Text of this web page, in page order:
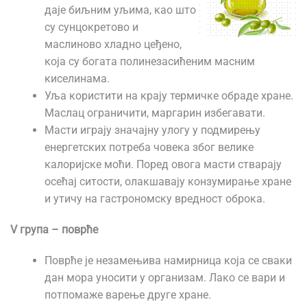
даје биљним уљима, као што
су сунцокретово и
маслиново хладно цеђено,
која су богата полинезасићеним масним
киселинама.
Уља користити на крају термичке обраде хране.
Маслац ограничити, маргарин избегавати.
Масти играју значајну улогу у подмирењу
енергетских потреба човека због велике
калоријске моћи. Поред овога масти стварају
осећај ситости, олакшавају конзумирање хране
и утичу на гастрономску вредност оброка.
V група – поврће
Поврће је незамењива намирница која се сваки
дан мора уносити у организам. Лако се вари и
потпомаже варење друге хране.